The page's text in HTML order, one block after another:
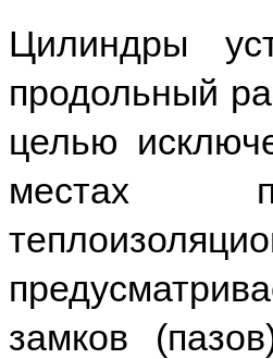
Цилиндры
продольный
целью
местах
замков